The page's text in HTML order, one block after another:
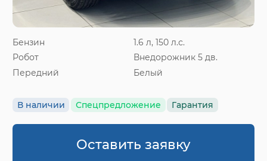
Бензин
1.6 л, 150 л.с.
Робот
Внедорожник 5 дв.
Передний
Белый
В наличии Спецпредложение Гарантия
Оставить заявку